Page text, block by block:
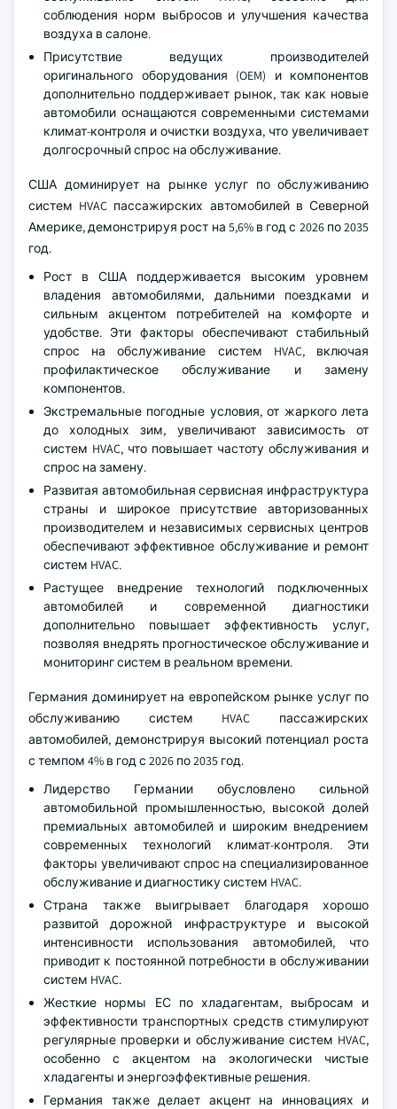
соблюдения норм выбросов и улучшения качества
воздуха в салоне.
Присутствие ведущих производителей
оригинального оборудования (OEM) и компонентов
дополнительно поддерживает рынок, так как новые
автомобили оснащаются современными системами
климат-контроля и очистки воздуха, что увеличивает
долгосрочный спрос на обслуживание.
США доминирует на рынке услуг по обслуживанию
систем HVAC пассажирских автомобилей в Северной
Америке, демонстрируя рост на 5,6% в год с 2026 по 2035
год.
Рост в США поддерживается высоким уровнем
владения автомобилями, дальними поездками и
сильным акцентом потребителей на комфорте и
удобстве. Эти факторы обеспечивают стабильный
спрос на обслуживание систем HVAC, включая
профилактическое обслуживание и замену
компонентов.
Экстремальные погодные условия, от жаркого лета
до холодных зим, увеличивают зависимость от
систем HVAC, что повышает частоту обслуживания и
спрос на замену.
Развитая автомобильная сервисная инфраструктура
страны и широкое присутствие авторизованных
производителем и независимых сервисных центров
обеспечивают эффективное обслуживание и ремонт
систем HVAC.
Растущее внедрение технологий подключенных
автомобилей и современной диагностики
дополнительно повышает эффективность услуг,
позволяя внедрять прогностическое обслуживание и
мониторинг систем в реальном времени.
Германия доминирует на европейском рынке услуг по
обслуживанию систем HVAC пассажирских
автомобилей, демонстрируя высокий потенциал роста
с темпом 4% в год с 2026 по 2035 год.
Лидерство Германии обусловлено сильной
автомобильной промышленностью, высокой долей
премиальных автомобилей и широким внедрением
современных технологий климат-контроля. Эти
факторы увеличивают спрос на специализированное
обслуживание и диагностику систем HVAC.
Страна также выигрывает благодаря хорошо
развитой дорожной инфраструктуре и высокой
интенсивности использования автомобилей, что
приводит к постоянной потребности в обслуживании
систем HVAC.
Жесткие нормы ЕС по хладагентам, выбросам и
эффективности транспортных средств стимулируют
регулярные проверки и обслуживание систем HVAC,
особенно с акцентом на экологически чистые
хладагенты и энергоэффективные решения.
Германия также делает акцент на инновациях и